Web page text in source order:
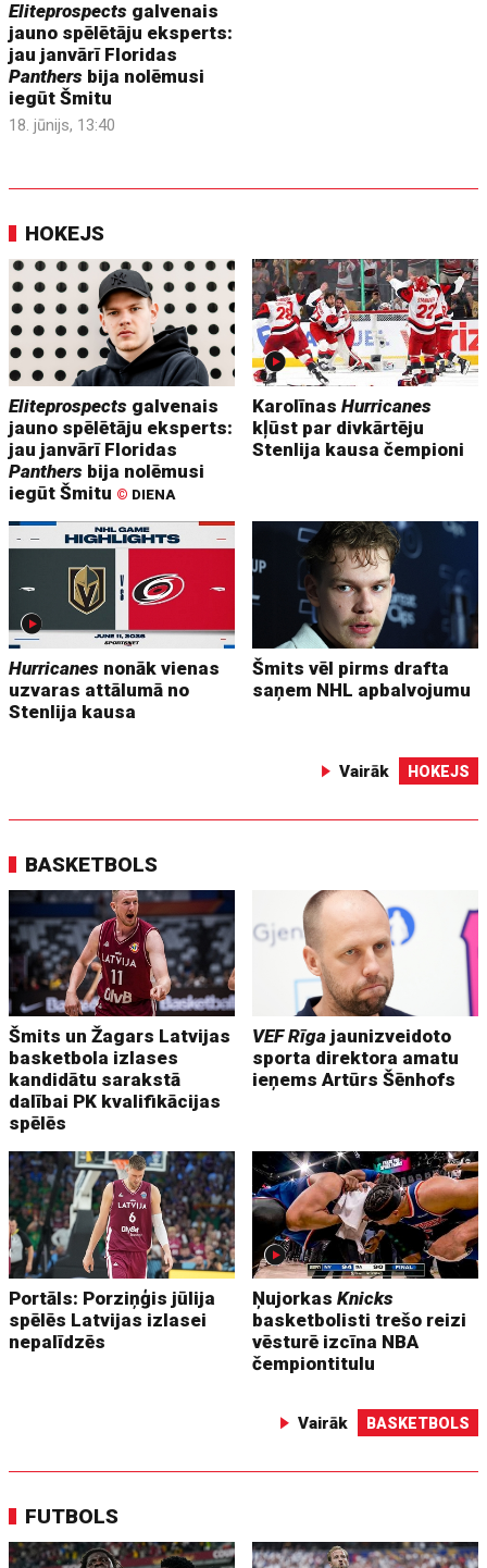
Eliteprospects galvenais
jauno spēlētāju eksperts:
jau janvārī Floridas
Panthers bija nolēmusi
iegūt Šmitu
18. jūnijs, 13:40
HOKEJS
Eliteprospects galvenais
jauno spēlētāju eksperts:
jau janvārī Floridas
Panthers bija nolēmusi
iegūt Šmitu © DIENA
KarolīnasHurricanes
kļūst par divkārtēju
Stenlija kausa čempioni
Hurricanes nonāk vienas
uzvaras attālumā no
Stenlija kausa
Šmits vēl pirms drafta
saņem NHL apbalvojumu
Vairāk HOKEJS
BASKETBOLS
Šmits un Žagars Latvijas
basketbola izlases
kandidātu sarakstā
dalībai PK kvalifikācijas
spēlēs
VEF Rīga jaunizveidoto
sporta direktora amatu
ieņems Artūrs Šēnhofs
Portāls: Porziņģis jūlija
spēlēs Latvijas izlasei
nepalīdzēs
ŅujorkasKnicks
basketbolisti trešo reizi
vēsturē izcīna NBA
čempiontitulu
Vairāk BASKETBOLS
FUTBOLS